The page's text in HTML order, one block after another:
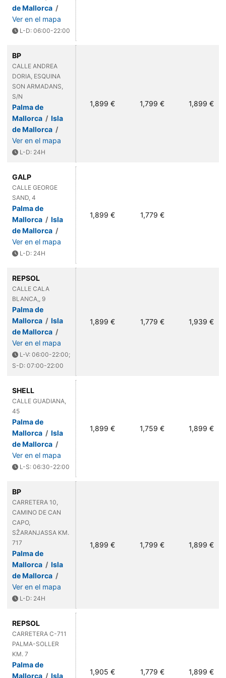
de Mallorca /
Ver en el mapa
L-D: 06:00-22:00
BP
CALLE ANDREA
DORIA, ESQUINA
SON ARMADANS,
S/N
Palma de
Mallorca / Isla
de Mallorca /
Ver en el mapa
L-D: 24H
1,899 € 1,799 € 1,899 €
GALP
CALLE GEORGE
SAND, 4
Palma de
Mallorca / Isla
de Mallorca /
Ver en el mapa
L-D: 24H
1,899 € 1,779 €
REPSOL
CALLE CALA
BLANCA,, 9
Palma de
Mallorca / Isla
de Mallorca /
Ver en el mapa
L-V: 06:00-22:00;
S-D: 07:00-22:00
1,899 € 1,779 € 1,939 €
SHELL
CALLE GUADIANA,
45
Palma de
Mallorca / Isla
de Mallorca /
Ver en el mapa
L-S: 06:30-22:00
1,899 € 1,759 € 1,899 €
BP
CARRETERA 10,
CAMINO DE CAN
CAPO,
SŽARANJASSA KM.
717
Palma de
Mallorca / Isla
de Mallorca /
Ver en el mapa
L-D: 24H
1,899 € 1,799 € 1,899 €
REPSOL
CARRETERA C-711
PALMA-SOLLER
KM. 7
Palma de
Mallorca / Isla
1,905 € 1,779 € 1,899 €